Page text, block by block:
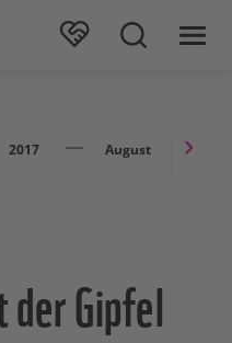
2017 August
Gipfel